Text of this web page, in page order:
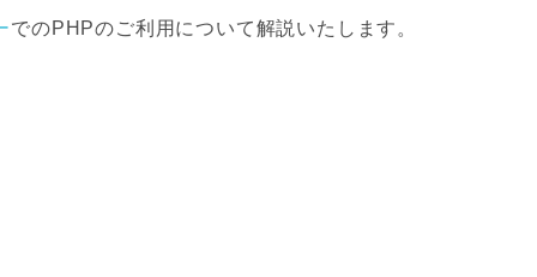
でのPHPのご利用について解説いたします。